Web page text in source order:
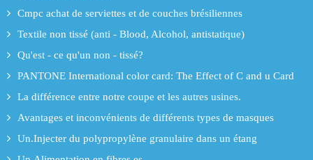
Cmpc achat de serviettes et de couches brésiliennes
Textile non tissé (anti - Blood, Alcohol, antistatique)
Qu'est - ce qu'un non - tissé?
PANTONE International color card: The Effect of C and u Card
La différence entre notre coupe et les autres usines.
Avantages et inconvénients de différents types de masques
Un.Injecter du polypropylène granulaire dans un étang